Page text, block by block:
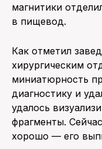
магнитики
в пищевод.
Как отметил
хирургическим
миниатюрность
диагностику и
удалось
фрагменты.
хорошо — его